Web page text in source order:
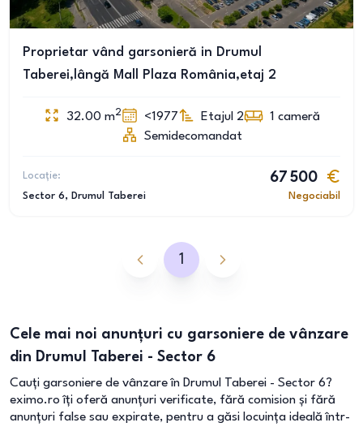
Proprietar vând garsonieră in Drumul
Taberei,lângă Mall Plaza România,etaj 2
32.00 m2 <1977 Etajul 2 1 cameră
Semidecomandat
Locație:
Sector 6, Drumul Taberei
67 500
Negociabil
1
Cele mai noi anunțuri cu garsoniere de vânzare
din Drumul Taberei - Sector 6
Cauți garsoniere de vânzare în Drumul Taberei - Sector 6?
eximo.ro îți oferă anunțuri verificate, fără comision și fără
anunțuri false sau expirate, pentru a găsi locuința ideală într-